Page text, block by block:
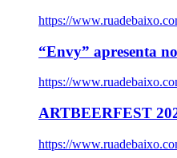
https://
“Envy” apresenta
https://
ARTBEERFEST
https://